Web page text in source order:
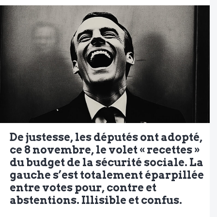
De justesse, les députés ont adopté,
ce 8 novembre, le volet « recettes »
du budget de la sécurité sociale. La
gauche s’est totalement éparpillée
entre votes pour, contre et
abstentions. Illisible et confus.